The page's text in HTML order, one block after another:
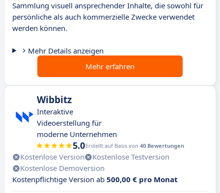
Sammlung visuell ansprechender Inhalte, die sowohl für
persönliche als auch kommerzielle Zwecke verwendet
werden können.
Mehr Details anzeigen
Mehr erfahren
Wibbitz
Interaktive
Videoerstellung für
moderne Unternehmen
5.0Erstellt auf Basis von 40 Bewertungen
Kostenlose Version
Kostenlose Testversion
Kostenlose Demoversion
Kostenpflichtige Version ab 500,00 € pro Monat